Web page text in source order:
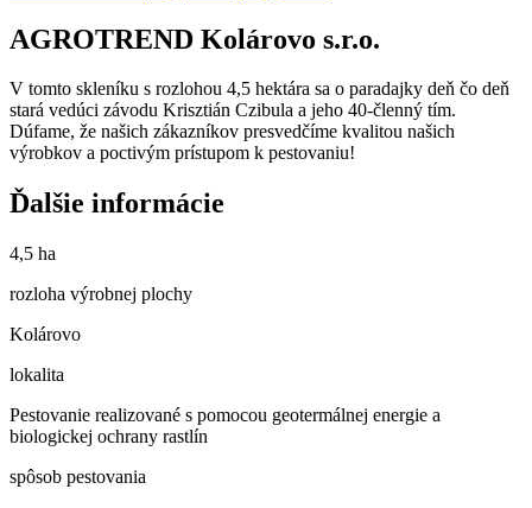
AGROTREND Kolárovo s.r.o.
V tomto skleníku s rozlohou 4,5 hektára sa o paradajky deň čo deň
stará vedúci závodu Krisztián Czibula a jeho 40-členný tím.
Dúfame, že našich zákazníkov presvedčíme kvalitou našich
výrobkov a poctivým prístupom k pestovaniu!
Ďalšie informácie
4,5 ha
rozloha výrobnej plochy
Kolárovo
lokalita
Pestovanie realizované s pomocou geotermálnej energie a
biologickej ochrany rastlín
spôsob pestovania